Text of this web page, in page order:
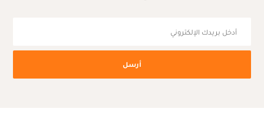
أرسل